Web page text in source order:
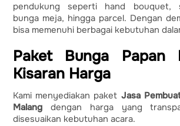
pendukung seperti hand bouquet,
bunga meja, hingga parcel. Dengan
bisa memenuhi berbagai kebutuhan
Paket Bunga Papan
Kisaran Harga
Kami menyediakan paket Jasa
Malang dengan harga yang
disesuaikan kebutuhan acara.